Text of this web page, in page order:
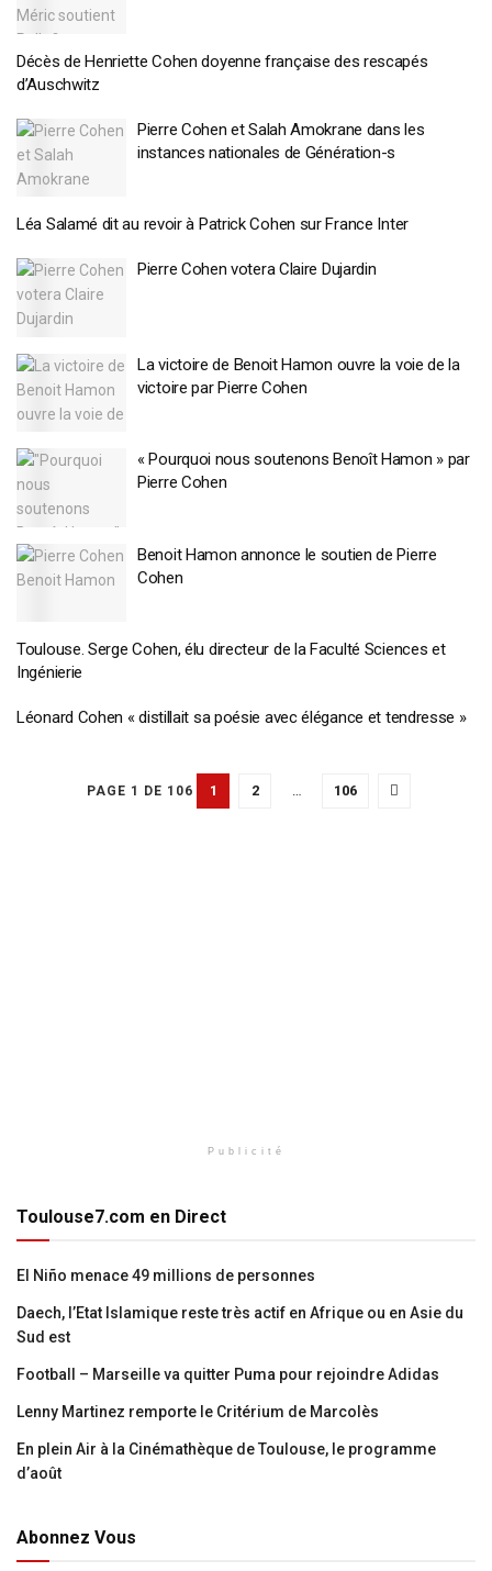
Décès de Henriette Cohen doyenne française des rescapés
d’Auschwitz
Pierre Cohen et Salah Amokrane dans les
instances nationales de Génération-s
Léa Salamé dit au revoir à Patrick Cohen sur France Inter
Pierre Cohen votera Claire Dujardin
La victoire de Benoit Hamon ouvre la voie de la
victoire par Pierre Cohen
« Pourquoi nous soutenons Benoît Hamon » par
Pierre Cohen
Benoit Hamon annonce le soutien de Pierre
Cohen
Toulouse. Serge Cohen, élu directeur de la Faculté Sciences et
Ingénierie
Léonard Cohen « distillait sa poésie avec élégance et tendresse »
PAGE 1 DE 106 1 2 … 106
Publicité
Toulouse7.com en Direct
El Niño menace 49 millions de personnes
Daech, l’Etat Islamique reste très actif en Afrique ou en Asie du
Sud est
Football – Marseille va quitter Puma pour rejoindre Adidas
Lenny Martinez remporte le Critérium de Marcolès
En plein Air à la Cinémathèque de Toulouse, le programme
d’août
Abonnez Vous